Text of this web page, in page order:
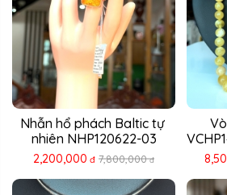
Nhẫn hổ phách Baltic tự
nhiên NHP120622-03
2,200,000 đ 7,800,000 đ